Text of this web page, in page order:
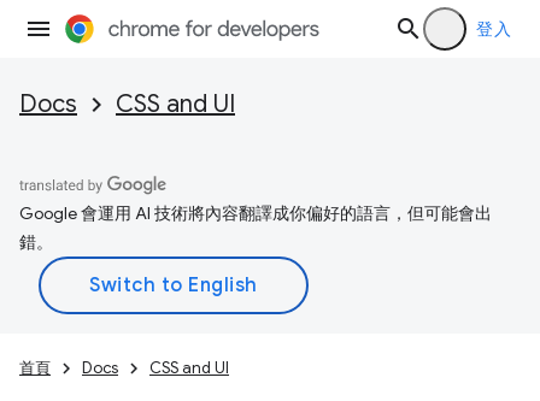
登入
Docs CSS and UI
Google 會運用 AI 技術將內容翻譯成你偏好的語言，但可能會出
錯。
首頁 Docs CSS and UI